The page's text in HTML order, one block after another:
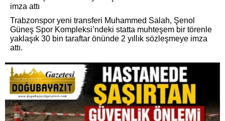
imza attı
Trabzonspor yeni transferi Muhammed Salah, Şenol
Güneş Spor Kompleksi’ndeki statta muhteşem bir törenle
yaklaşık 30 bin taraftar önünde 2 yıllık sözleşmeye imza
attı.